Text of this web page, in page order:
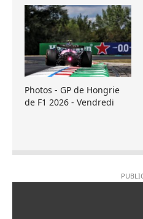
Photos - GP de Hongrie
de F1 2026 - Vendredi